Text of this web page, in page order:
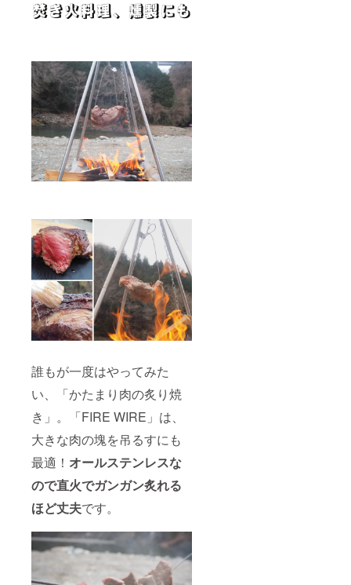
誰もが一度はやってみた
い、「かたまり肉の炙り焼
き」。「FIRE WIRE」は、
大きな肉の塊を吊るすにも
最適！ オールステンレスな
ので直火でガンガン炙れる
ほど丈夫です。